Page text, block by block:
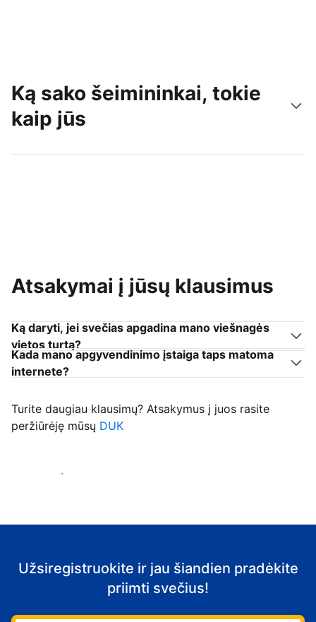
Ką sako šeimininkai, tokie
kaip jūs
Prisijungti prie panašių šeimininkų
Atsakymai į jūsų klausimus
Ką daryti, jei svečias apgadina mano viešnagės
vietos turtą?
Kada mano apgyvendinimo įstaiga taps matoma
internete?
Turite daugiau klausimų? Atsakymus į juos rasite
peržiūrėję mūsų DUK
Priimti svečius
Užsiregistruokite ir jau šiandien pradėkite
priimti svečius!